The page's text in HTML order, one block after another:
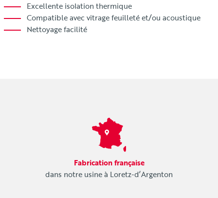
Excellente isolation thermique
Compatible avec vitrage feuilleté et/ou acoustique
Nettoyage facilité
Fabrication française
dans notre usine à Loretz-d’Argenton